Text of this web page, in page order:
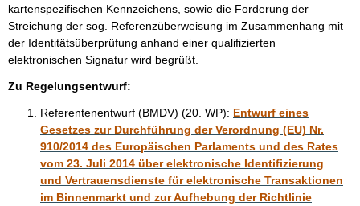
kartenspezifischen Kennzeichens, sowie die Forderung der
Streichung der sog. Referenzüberweisung im Zusammenhang mit
der Identitätsüberprüfung anhand einer qualifizierten
elektronischen Signatur wird begrüßt.
Zu Regelungsentwurf:
Referentenentwurf (BMDV) (20. WP): Entwurf eines
Gesetzes zur Durchführung der Verordnung (EU) Nr.
910/2014 des Europäischen Parlaments und des Rates
vom 23. Juli 2014 über elektronische Identifizierung
und Vertrauensdienste für elektronische Transaktionen
im Binnenmarkt und zur Aufhebung der Richtlinie